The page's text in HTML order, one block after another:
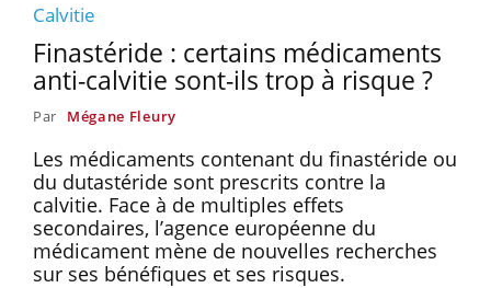
Calvitie
Finastéride : certains médicaments
anti-calvitie sont-ils trop à risque ?
Par Mégane Fleury
Les médicaments contenant du finastéride ou
du dutastéride sont prescrits contre la
calvitie. Face à de multiples effets
secondaires, l’agence européenne du
médicament mène de nouvelles recherches
sur ses bénéfiques et ses risques.